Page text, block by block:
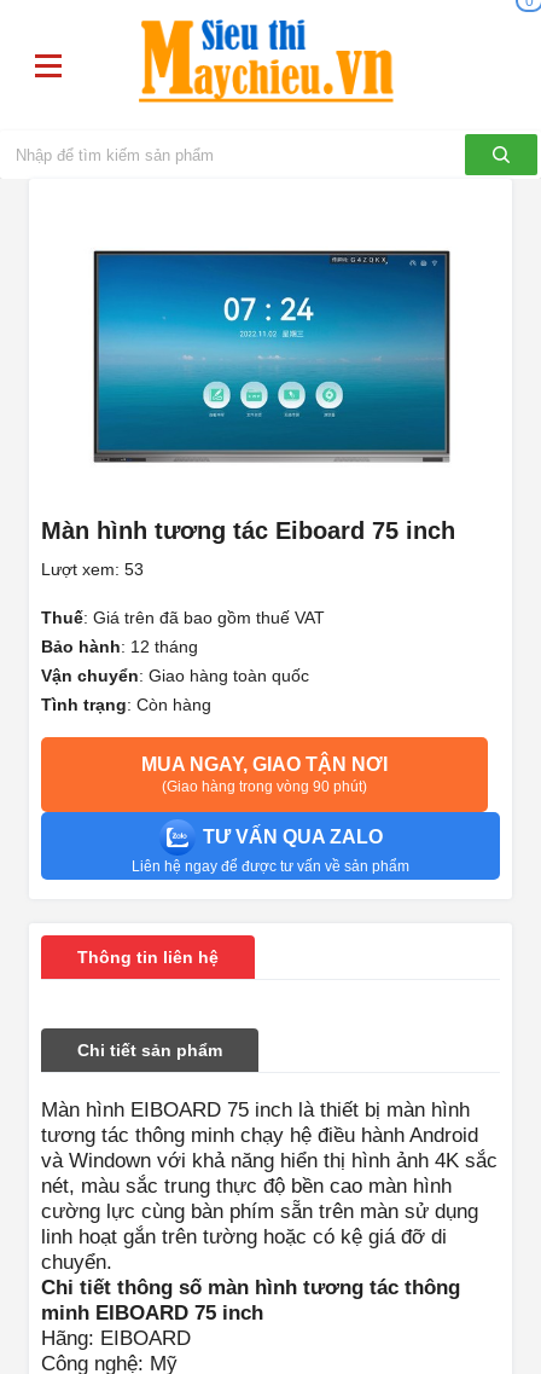
Màn hình tương tác Eiboard 75 inch
Lượt xem: 53
Thuế: Giá trên đã bao gồm thuế VAT
Bảo hành: 12 tháng
Vận chuyển: Giao hàng toàn quốc
Tình trạng: Còn hàng
MUA NGAY, GIAO TẬN NƠI
(Giao hàng trong vòng 90 phút)
TƯ VẤN QUA ZALO
Liên hệ ngay để được tư vấn về sản phẩm
Thông tin liên hệ
Chi tiết sản phẩm
Màn hình EIBOARD 75 inch là thiết bị màn hình
tương tác thông minh chạy hệ điều hành Android
và Windown với khả năng hiển thị hình ảnh 4K sắc
nét, màu sắc trung thực độ bền cao màn hình
cường lực cùng bàn phím sẵn trên màn sử dụng
linh hoạt gắn trên tường hoặc có kệ giá đỡ di
chuyển.
Chi tiết thông số màn hình tương tác thông
minh EIBOARD 75 inch
Hãng: EIBOARD
Công nghệ: Mỹ